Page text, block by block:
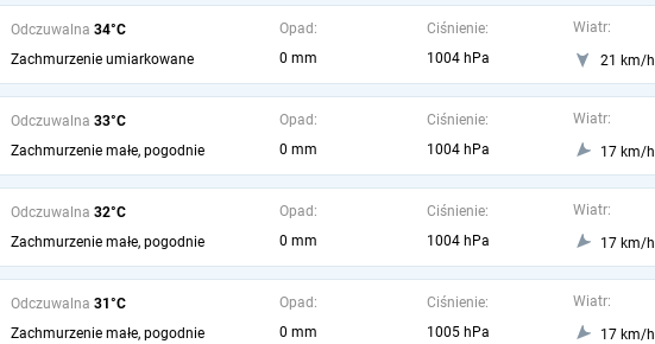
Odczuwalna 34°C
Zachmurzenie umiarkowane
Opad:
0 mm
Ciśnienie:
1004 hPa
Wiatr:
21 km/h
Odczuwalna 33°C
Zachmurzenie małe, pogodnie
Opad:
0 mm
Ciśnienie:
1004 hPa
Wiatr:
17 km/h
Odczuwalna 32°C
Zachmurzenie małe, pogodnie
Opad:
0 mm
Ciśnienie:
1004 hPa
Wiatr:
17 km/h
Odczuwalna 31°C
Zachmurzenie małe, pogodnie
Opad:
0 mm
Ciśnienie:
1005 hPa
Wiatr:
17 km/h